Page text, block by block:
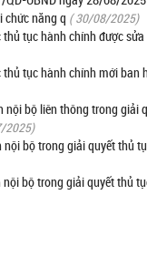
chức năng q ( 30/08/2025)
tục hành chính được
tục hành chính mới ban
bộ liên thông trong giải
2025)
bộ trong giải quyết thủ
bộ trong giải quyết thủ